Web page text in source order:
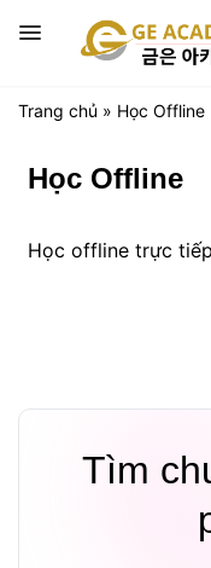
đến
dungTrang chủ » Học Offline
Học Offline
Học offline trực
Tìm